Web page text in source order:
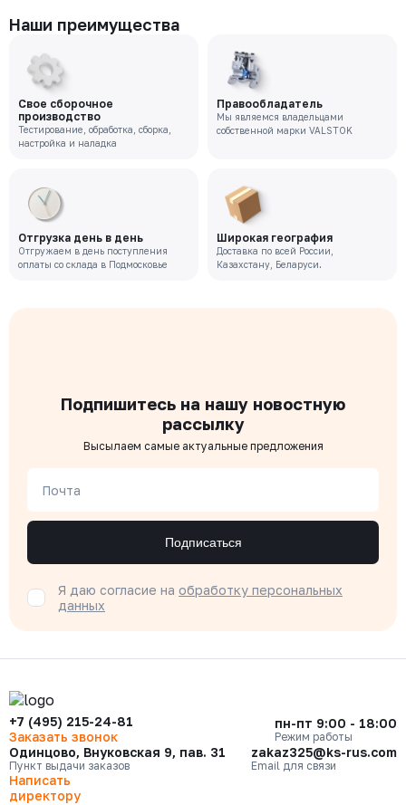
Наши преимущества
Свое сборочное
производство
Тестирование, обработка, сборка,
настройка и наладка
Правообладатель
Мы являемся владельцами
собственной марки VALSTOK
Отгрузка день в день
Отгружаем в день поступления
оплаты со склада в Подмосковье
Широкая география
Доставка по всей России,
Казахстану, Беларуси.
Подпишитесь на нашу новостную
рассылку
Высылаем самые актуальные предложения
Почта
Подписаться
Я даю согласие на обработку персональных
данных
+7 (495) 215-24-81
Заказать звонок
пн-пт 9:00 - 18:00
Режим работы
Одинцово, Внуковская 9, пав. 31
Пункт выдачи заказов
zakaz325@ks-rus.com
Email для связи
Написать
директору